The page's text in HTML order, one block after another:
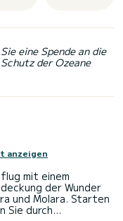
eine Spende an die
der Ozeane
anzeigen
mit einem
der Wunder
und Molara. Starten
Sie durch